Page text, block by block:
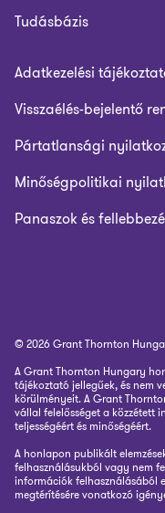
Tudásbázis
Adatkezelési
Visszaélés-bejelentő
Pártatlansági
Minőségpolitikai
Panaszok és
© 2026 Grant Thornton
A Grant Thornton Hungary
tájékoztató jellegűek, és nem
körülményeit. A Grant
vállal felelősséget a közzétett
teljességéért és minőségéért.
A honlapon publikált
felhasználásukból vagy nem
információk felhasználásából
megtérítésére vonatkozó